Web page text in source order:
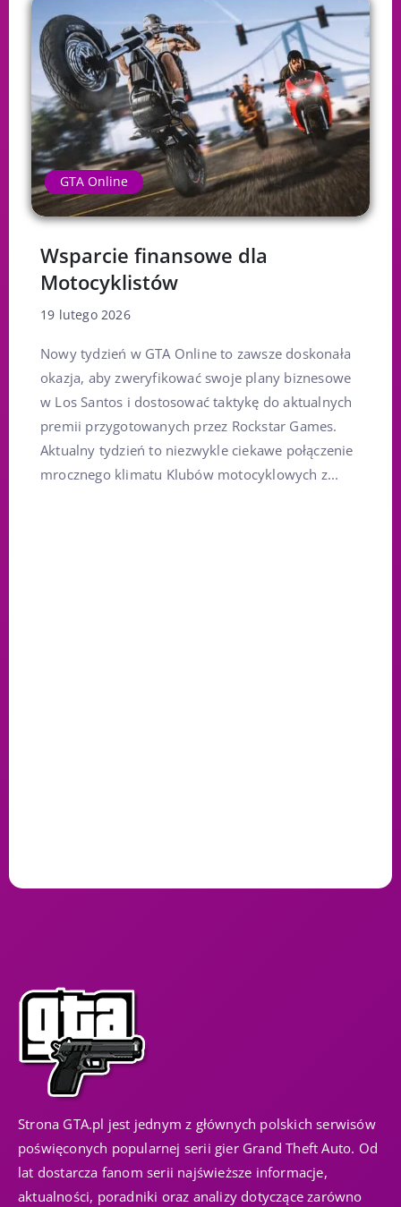
GTA Online
Wsparcie finansowe dla
Motocyklistów
19 lutego 2026
Nowy tydzień w GTA Online to zawsze doskonała
okazja, aby zweryfikować swoje plany biznesowe
w Los Santos i dostosować taktykę do aktualnych
premii przygotowanych przez Rockstar Games.
Aktualny tydzień to niezwykle ciekawe połączenie
mrocznego klimatu Klubów motocyklowych z...
Strona GTA.pl jest jednym z głównych polskich serwisów
poświęconych popularnej serii gier Grand Theft Auto. Od
lat dostarcza fanom serii najświeższe informacje,
aktualności, poradniki oraz analizy dotyczące zarówno